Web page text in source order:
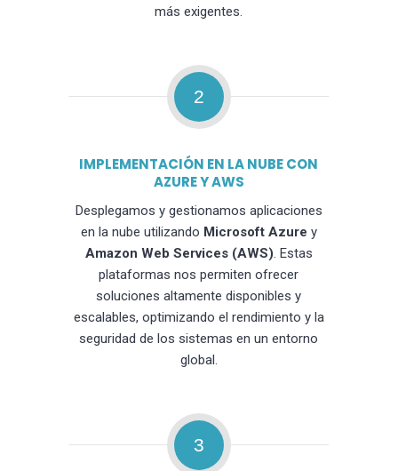
más exigentes.
2
IMPLEMENTACIÓN EN LA NUBE CON
AZURE Y AWS
Desplegamos y gestionamos aplicaciones
en la nube utilizando Microsoft Azure y
Amazon Web Services (AWS). Estas
plataformas nos permiten ofrecer
soluciones altamente disponibles y
escalables, optimizando el rendimiento y la
seguridad de los sistemas en un entorno
global.
3